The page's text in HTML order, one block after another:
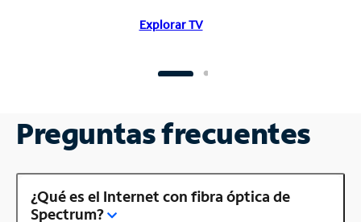
Explorar TV
Preguntas frecuentes
¿Qué es el Internet con fibra óptica de
Spectrum?